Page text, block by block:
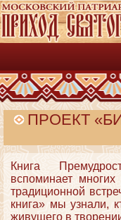
ПРОЕКТ
Книга
вспоминает
традиционной
книга» мы узнали,
живущего в